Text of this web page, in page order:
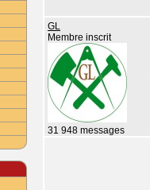
GL
Membre inscrit
31 948 messages